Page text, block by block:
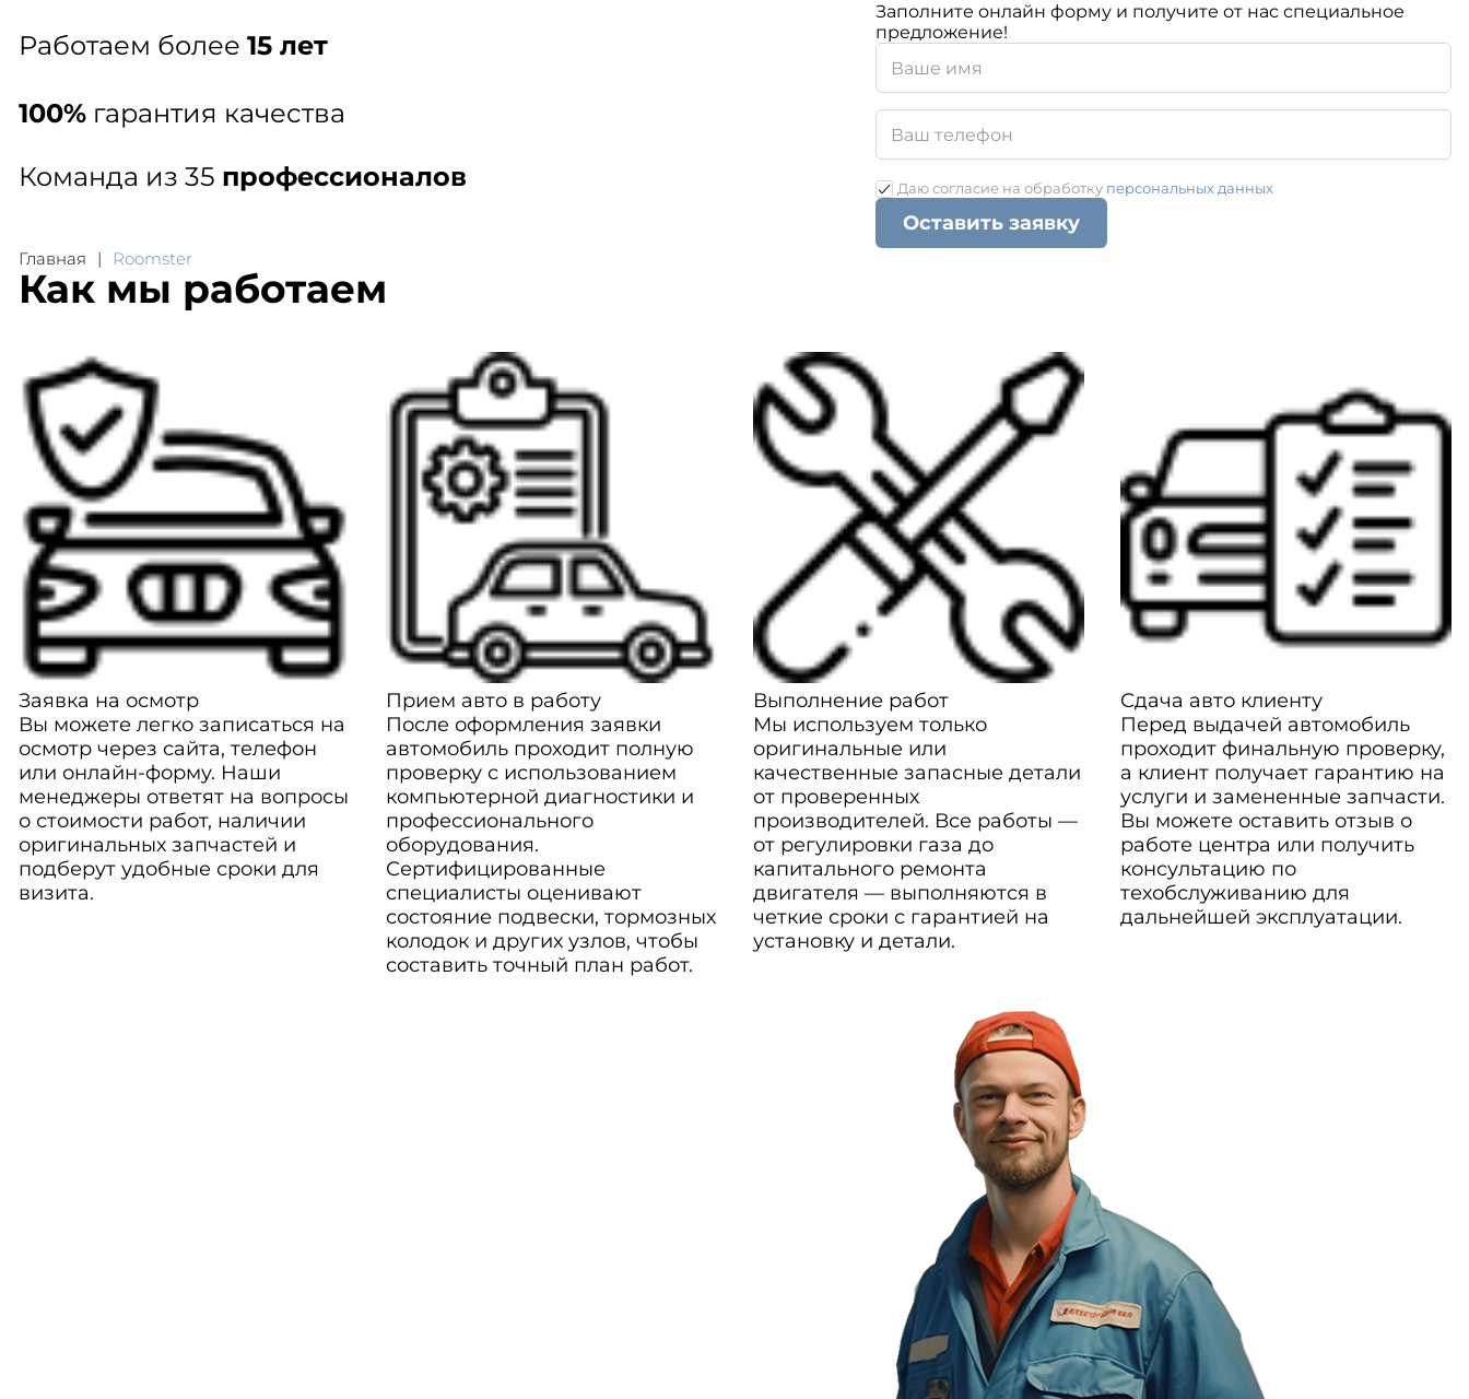
Работаем более 15 лет
100%гарантия качества
Команда из 35 профессионалов
Заполните онлайн форму и получите от нас специальное
предложение!
Даю согласие на обработку персональных данных
Оставить заявку
Главная Roomster
Как мы работаем
Заявка на осмотр
Вы можете легко записаться на
осмотр через сайта, телефон
или онлайн-форму. Наши
менеджеры ответят на вопросы
о стоимости работ, наличии
оригинальных запчастей и
подберут удобные сроки для
визита.
Прием авто в работу
После оформления заявки
автомобиль проходит полную
проверку с использованием
компьютерной диагностики и
профессионального
оборудования.
Сертифицированные
специалисты оценивают
состояние подвески, тормозных
колодок и других узлов, чтобы
составить точный план работ.
Выполнение работ
Мы используем только
оригинальные или
качественные запасные детали
от проверенных
производителей. Все работы —
от регулировки газа до
капитального ремонта
двигателя — выполняются в
четкие сроки с гарантией на
установку и детали.
Сдача авто клиенту
Перед выдачей автомобиль
проходит финальную проверку,
а клиент получает гарантию на
услуги и замененные запчасти.
Вы можете оставить отзыв о
работе центра или получить
консультацию по
техобслуживанию для
дальнейшей эксплуатации.